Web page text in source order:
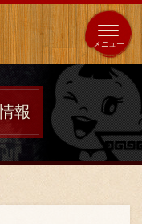
64 店
報